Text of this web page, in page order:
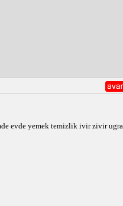
evde yemek temizlik ivir zivir